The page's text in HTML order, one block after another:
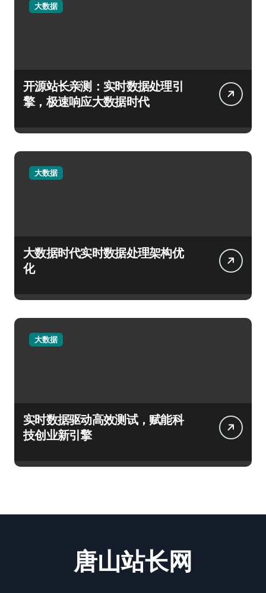
大数据
开源站长亲测：实时数据处理引
擎，极速响应大数据时代
大数据
大数据时代实时数据处理架构优
化
大数据
实时数据驱动高效测试，赋能科
技创业新引擎
唐山站长网